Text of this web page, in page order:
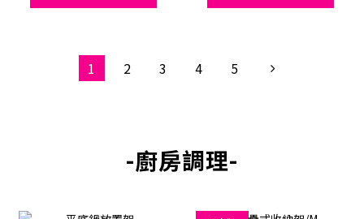
1 2 3 4 5
-廚房調理-